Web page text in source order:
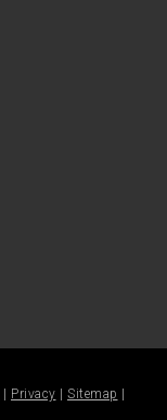
Privacy Sitemap